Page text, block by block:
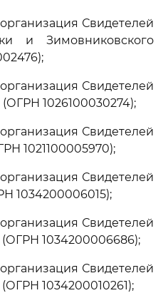
Свидетелей
и Зимовниковского
Свидетелей
1026100030274);
Свидетелей
1021100005970);
Свидетелей
1034200006015);
Свидетелей
1034200006686);
Свидетелей
1034200010261);